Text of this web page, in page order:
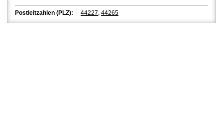
Postleitzahlen (PLZ): 44227, 44265